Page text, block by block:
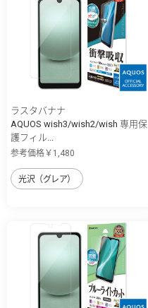
ラスタバナナ
AQUOS wish3/wish2/wish 専用保
護フィル...
参考価格￥1,480
光沢（グレア）